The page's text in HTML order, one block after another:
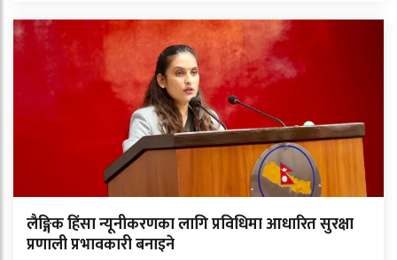
लैङ्गिक हिंसा न्यूनीकरणका लागि प्रविधिमा आधारित सुरक्षा
प्रणाली प्रभावकारी बनाइने